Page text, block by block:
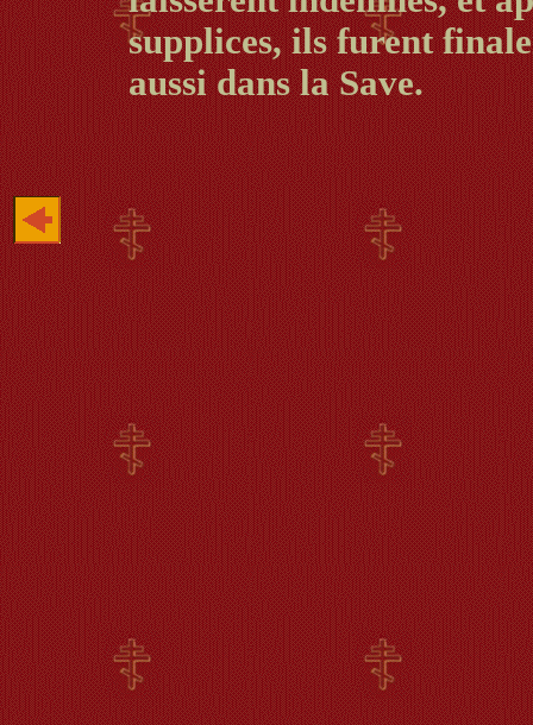
supplices, ils furent
aussi dans la Save.